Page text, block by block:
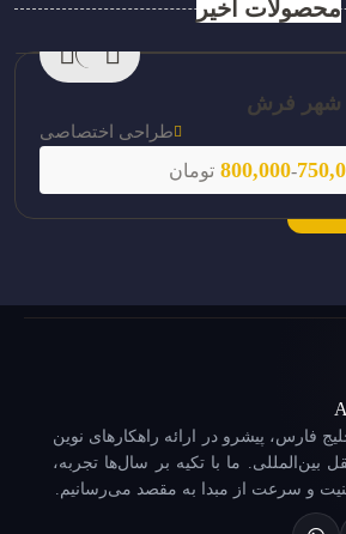
محصولات اخیر
شهر فرش
طراحی اختصاصی
-
800,000 تومان
فارس، پیشرو در ارائه راهکارهای نوین
ما با تکیه بر سال‌ها تجربه،
و سرعت از مبدا به مقصد می‌رسانیم.